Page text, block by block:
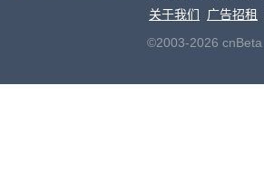
关于我们
广告招租
©2003-2026 cnBeta